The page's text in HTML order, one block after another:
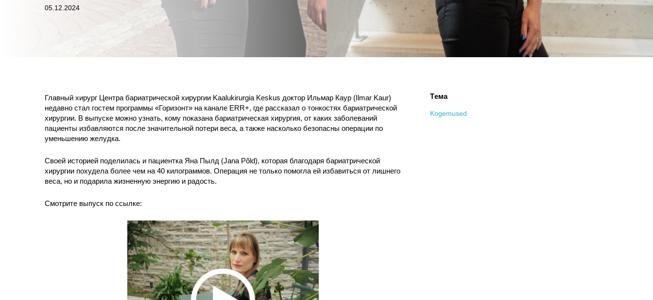
05.12.2024
Главный хирург Центра бариатрической хирургии Kaalukirurgia Keskus доктор Ильмар Каур (Ilmar Kaur)
недавно стал гостем программы «Горизонт» на канале ERR+, где рассказал о тонкостях бариатрической
хирургии. В выпуске можно узнать, кому показана бариатрическая хирургия, от каких заболеваний
пациенты избавляются после значительной потери веса, а также насколько безопасны операции по
уменьшению желудка.
Своей историей поделилась и пациентка Яна Пылд (Jana Põld), которая благодаря бариатрической
хирургии похудела более чем на 40 килограммов. Операция не только помогла ей избавиться от лишнего
веса, но и подарила жизненную энергию и радость.
Смотрите выпуск по ссылке:
Tема
Kogemused